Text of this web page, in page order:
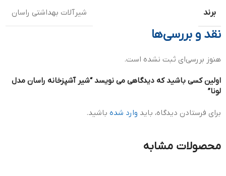
برند شیرآلات بهداشتی راسان
نقد و بررسی‌ها
هنوز بررسی‌ای ثبت نشده است.
اولین کسی باشید که دیدگاهی می نویسد “شیر آشپزخانه راسان مدل
لونا”
برای فرستادن دیدگاه، باید وارد شده باشید.
محصولات مشابه